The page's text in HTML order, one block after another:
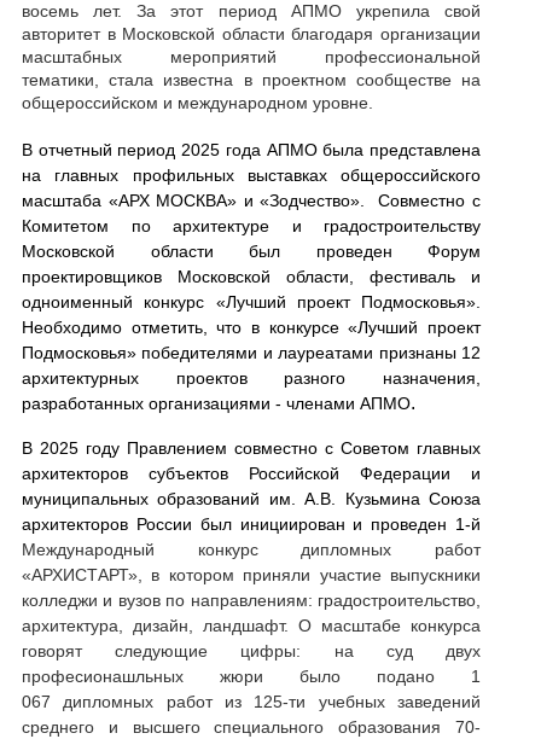
восемь лет. За этот период АПМО укрепила свой
авторитет в Московской области благодаря организации
масштабных мероприятий профессиональной
тематики, стала известна в проектном сообществе на
общероссийском и международном уровне.
В отчетный период 2025 года АПМО была представлена
на главных профильных выставках общероссийского
масштаба «АРХ МОСКВА» и «Зодчество». Совместно с
Комитетом по архитектуре и градостроительству
Московской области был проведен Форум
проектировщиков Московской области, фестиваль и
одноименный конкурс «Лучший проект Подмосковья».
Необходимо отметить, что в конкурсе «Лучший проект
Подмосковья» победителями и лауреатами признаны 12
архитектурных проектов разного назначения,
разработанных организациями - членами АПМО.
В 2025 году Правлением совместно с Советом главных
архитекторов субъектов Российской Федерации и
муниципальных образований им. А.В. Кузьмина Союза
архитекторов России был инициирован и проведен 1-й
Международный конкурс дипломных работ
«АРХИСТАРТ», в котором приняли участие выпускники
колледжи и вузов по направлениям: градостроительство,
архитектура, дизайн, ландшафт. О масштабе конкурса
говорят следующие цифры: на суд двух
професионашльных жюри было подано 1
067 дипломных работ из 125-ти учебных заведений
среднего и высшего специального образования 70-